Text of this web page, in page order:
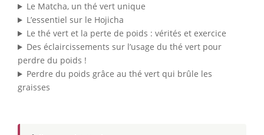
Le Matcha, un thé vert unique
L’essentiel sur le Hojicha
Le thé vert et la perte de poids : vérités et exercice
Des éclaircissements sur l’usage du thé vert pour
perdre du poids !
Perdre du poids grâce au thé vert qui brûle les
graisses